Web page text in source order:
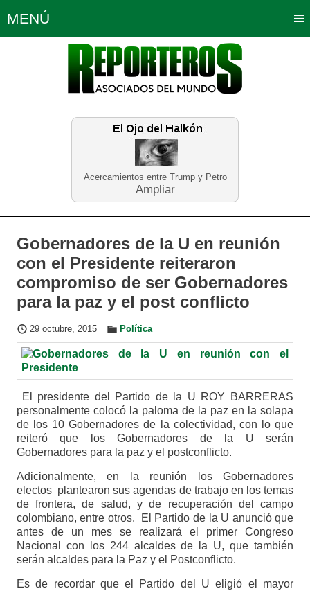
Acercamientos entre Trump y Petro
Ampliar
MENÚ
Política Opinión Bogotá
Planeta Tierra Deportes
Educación Neira
Gobernadores de la U en reunión
con el Presidente reiteraron
compromiso de ser Gobernadores
para la paz y el post conflicto
29 octubre, 2015 Política
El presidente del Partido de la U ROY BARRERAS
personalmente colocó la paloma de la paz en la solapa
de los 10 Gobernadores de la colectividad, con lo que
reiteró que los Gobernadores de la U serán
Gobernadores para la paz y el postconflicto.
Adicionalmente, en la reunión los Gobernadores
electos plantearon sus agendas de trabajo en los temas
de frontera, de salud, y de recuperación del campo
colombiano, entre otros. El Partido de la U anunció que
antes de un mes se realizará el primer Congreso
Nacional con los 244 alcaldes de la U, que también
serán alcaldes para la Paz y el Postconflicto.
Es de recordar que el Partido del U eligió el mayor